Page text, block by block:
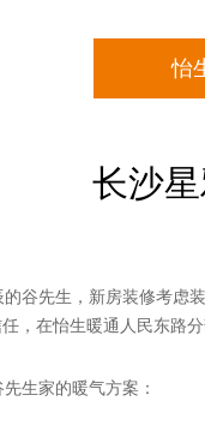
怡
长沙
谷先生，新房装修考虑
，在怡生暖通人民东路
生家的暖气方案：